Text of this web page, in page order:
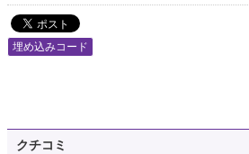
埋め込みコード
クチコミ